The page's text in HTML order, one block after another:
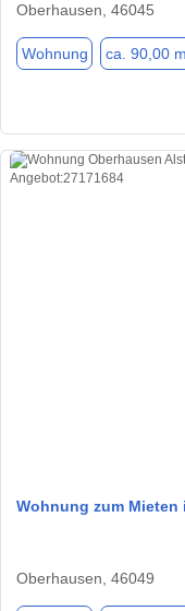
Oberhausen, 46045
Wohnung ca. 90,00
Wohnung zum Mieten
Oberhausen, 46049